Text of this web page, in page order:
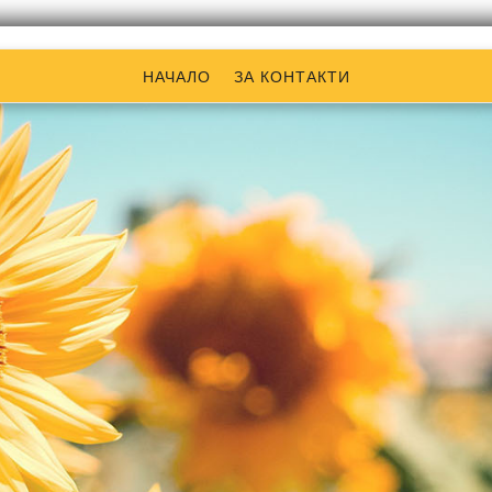
НАЧАЛО ЗА КОНТАКТИ